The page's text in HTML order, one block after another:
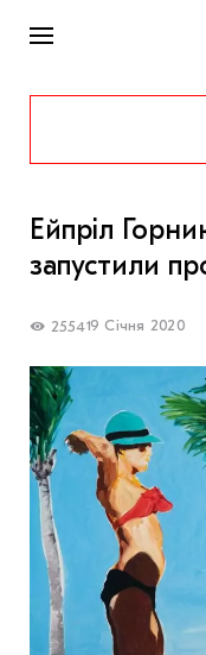
THE UKRAINIAN
Ейпріл
запустили
255419 Січня 2020